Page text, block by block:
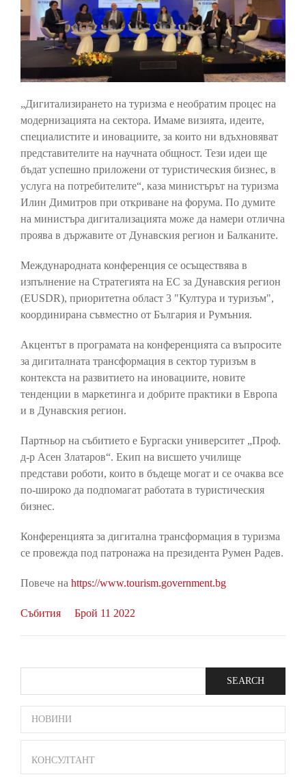
„Дигитализирането на туризма е необратим процес на
модернизацията на сектора. Имаме визията, идеите,
специалистите и иновациите, за които ни вдъхновяват
представителите на научната общност. Тези идеи ще
бъдат успешно приложени от туристическия бизнес, в
услуга на потребителите“, каза министърът на туризма
Илин Димитров при откриване на форума. По думите
на министъра дигитализацията може да намери отлична
проява в държавите от Дунавския регион и Балканите.
Международната конференция се осъществява в
изпълнение на Стратегията на ЕС за Дунавския регион
(EUSDR), приоритетна област 3 "Култура и туризъм",
координирана съвместно от България и Румъния.
Акцентът в програмата на конференцията са въпросите
за дигиталната трансформация в сектор туризъм в
контекста на развитието на иновациите, новите
тенденции в маркетинга и добрите практики в Европа
и в Дунавския регион.
Партньор на събитието е Бургаски университет „Проф.
д-р Асен Златаров“. Екип на висшето училище
представи роботи, които в бъдеще могат и се очаква все
по-широко да подпомагат работата в туристическия
бизнес.
Конференцията за дигитална трансформация в туризма
се провежда под патронажа на президента Румен Радев.
Повече на https://www.tourism.government.bg
Събития Брой 11 2022
SIDE
BAR
MENU
НОВИНИ
КОНСУЛТАНТ